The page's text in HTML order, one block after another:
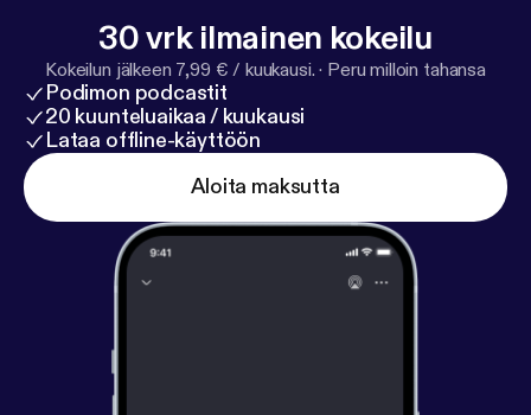
30 vrk ilmainen kokeilu
Kokeilun jälkeen 7,99 € / kuukausi. · Peru milloin tahansa
Podimon podcastit
20 kuunteluaikaa / kuukausi
Lataa offline-käyttöön
Aloita maksutta